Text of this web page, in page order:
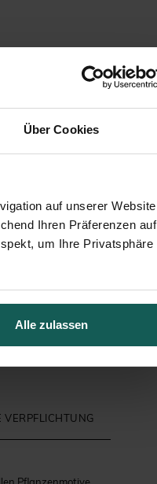
Über Cookies
auf unserer Website
Ihren Präferenzen auf
um Ihre Privatsphäre
Alle zulassen
VERPFLICHTUNG